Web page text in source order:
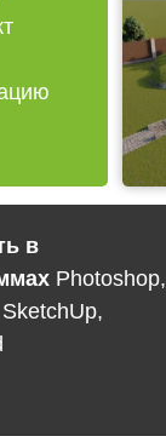
в
Photoshop,